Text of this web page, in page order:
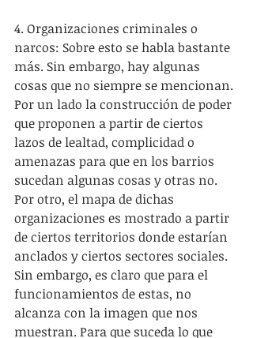
4. Organizaciones criminales o
narcos: Sobre esto se habla bastante
más. Sin embargo, hay algunas
cosas que no siempre se mencionan.
Por un lado la construcción de poder
que proponen a partir de ciertos
lazos de lealtad, complicidad o
amenazas para que en los barrios
sucedan algunas cosas y otras no.
Por otro, el mapa de dichas
organizaciones es mostrado a partir
de ciertos territorios donde estarían
anclados y ciertos sectores sociales.
Sin embargo, es claro que para el
funcionamientos de estas, no
alcanza con la imagen que nos
muestran. Para que suceda lo que